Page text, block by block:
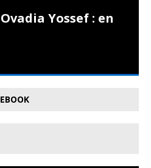
Yossef : en